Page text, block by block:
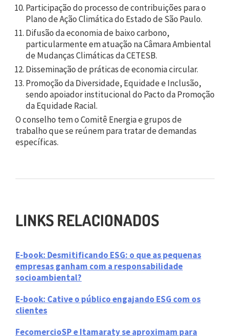
Participação do processo de contribuições para o
Plano de Ação Climática do Estado de São Paulo.
Difusão da economia de baixo carbono,
particularmente em atuação na Câmara Ambiental
de Mudanças Climáticas da CETESB.
Disseminação de práticas de economia circular.
Promoção da Diversidade, Equidade e Inclusão,
sendo apoiador institucional do Pacto da Promoção
da Equidade Racial.
O conselho tem o Comitê Energia e grupos de
trabalho que se reúnem para tratar de demandas
específicas.
LINKS RELACIONADOS
E-book: Desmitificando ESG: o que as pequenas
empresas ganham com a responsabilidade
socioambiental?
E-book: Cative o público engajando ESG com os
clientes
FecomercioSP e Itamaraty se aproximam para